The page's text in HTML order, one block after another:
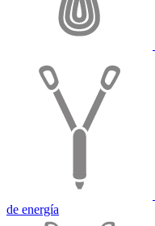
de energía